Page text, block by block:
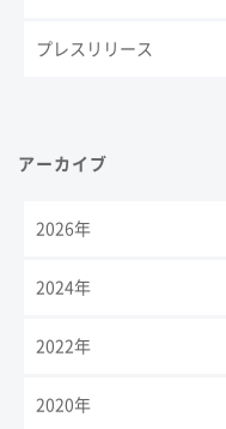
プレスリリース
アーカイブ
2026年
2024年
2022年
2020年